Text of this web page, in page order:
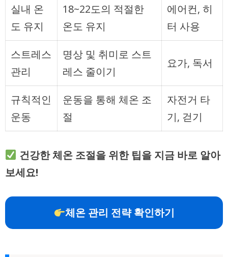
실내 온
도 유지
18~22도의 적절한
온도 유지
에어컨, 히
터 사용
스트레스
관리
명상 및 취미로 스트
레스 줄이기
요가, 독서
규칙적인
운동
운동을 통해 체온 조
절
자전거 타
기, 걷기
건강한 체온 조절을 위한 팁을 지금 바로 알아
보세요!
체온 관리 전략 확인하기